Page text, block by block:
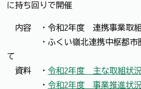
に持ち回りで開催
内容 ・令和2年度 連携事業取組
・ふくい嶺北連携中枢都市圏
て
資料 ・ 令和2年度 主な取組状
・ 令和2年度 事業推進状